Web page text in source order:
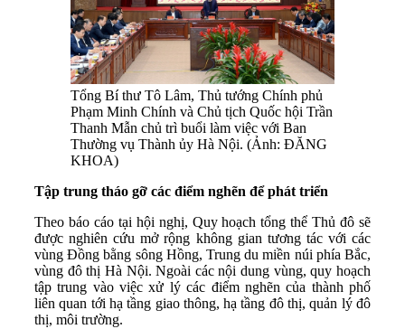
Tổng Bí thư Tô Lâm, Thủ tướng Chính phủ
Phạm Minh Chính và Chủ tịch Quốc hội Trần
Thanh Mẫn chủ trì buổi làm việc với Ban
Thường vụ Thành ủy Hà Nội. (Ảnh: ĐĂNG
KHOA)
Tập trung tháo gỡ các điểm nghẽn để phát triển
Theo báo cáo tại hội nghị, Quy hoạch tổng thể Thủ đô sẽ
được nghiên cứu mở rộng không gian tương tác với các
vùng Đồng bằng sông Hồng, Trung du miền núi phía Bắc,
vùng đô thị Hà Nội. Ngoài các nội dung vùng, quy hoạch
tập trung vào việc xử lý các điểm nghẽn của thành phố
liên quan tới hạ tầng giao thông, hạ tầng đô thị, quản lý đô
thị, môi trường.